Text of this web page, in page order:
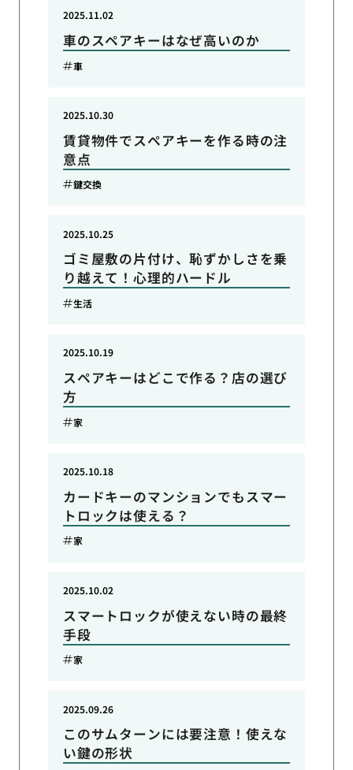
車のスペアキーはなぜ高いのか
2025.11.02
車
賃貸物件でスペアキーを作る時の注
意点
2025.10.30
鍵交換
ゴミ屋敷の片付け、恥ずかしさを乗
り越えて！心理的ハードル
2025.10.25
生活
スペアキーはどこで作る？店の選び
方
2025.10.19
家
カードキーのマンションでもスマー
トロックは使える？
2025.10.18
家
スマートロックが使えない時の最終
手段
2025.10.02
家
このサムターンには要注意！使えな
い鍵の形状
2025.09.26